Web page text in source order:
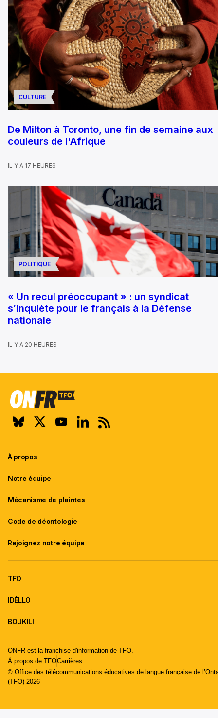
CULTURE
De Milton à Toronto, une fin de semaine aux
couleurs de l'Afrique
IL Y A 17 HEURES
POLITIQUE
« Un recul préoccupant » : un syndicat
s’inquiète pour le français à la Défense
nationale
IL Y A 20 HEURES
À propos
Notre équipe
Mécanisme de plaintes
Code de déontologie
Rejoignez notre équipe
TFO
IDÉLLO
BOUKILI
ONFR est la franchise d'information de TFO.
À propos de TFOCarrières
© Office des télécommunications éducatives de langue française de
(TFO) 2026